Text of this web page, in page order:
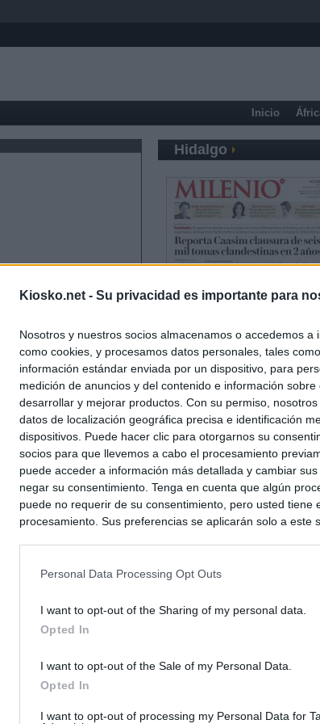
Kiosko.net - Su privacidad es importante para
Nosotros y nuestros socios almacenamos o accedemos
como cookies, y procesamos datos personales, tales
información estándar enviada por un dispositivo, para
medición de anuncios y del contenido e información
desarrollar y mejorar productos. Con su permiso,
datos de localización geográfica precisa e identificación
dispositivos. Puede hacer clic para otorgarnos su
socios para que llevemos a cabo el procesamiento
puede acceder a información más detallada y cambiar
negar su consentimiento. Tenga en cuenta que algún
puede no requerir de su consentimiento, pero usted tiene
procesamiento. Sus preferencias se aplicarán solo a este
Personal Data Processing Opt Outs
I want to opt-out of the Sharing of my personal data.
Opted In
I want to opt-out of the Sale of my Personal Data.
Opted In
I want to opt-out of processing my Personal Data for
Inicio
Hidalgo